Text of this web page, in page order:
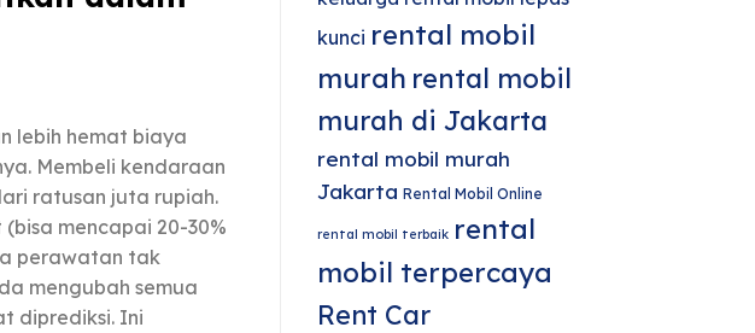
lebih hemat biaya
Membeli kendaraan
ratusan juta rupiah.
mencapai 20-30%
perawatan tak
mengubah semua
diprediksi. Ini
kunci rental mobil
murah rental mobil
murah di Jakarta
rental mobil murah
Jakarta Rental Mobil Online
rental mobil terbaik rental
mobil terpercaya
Rent Car